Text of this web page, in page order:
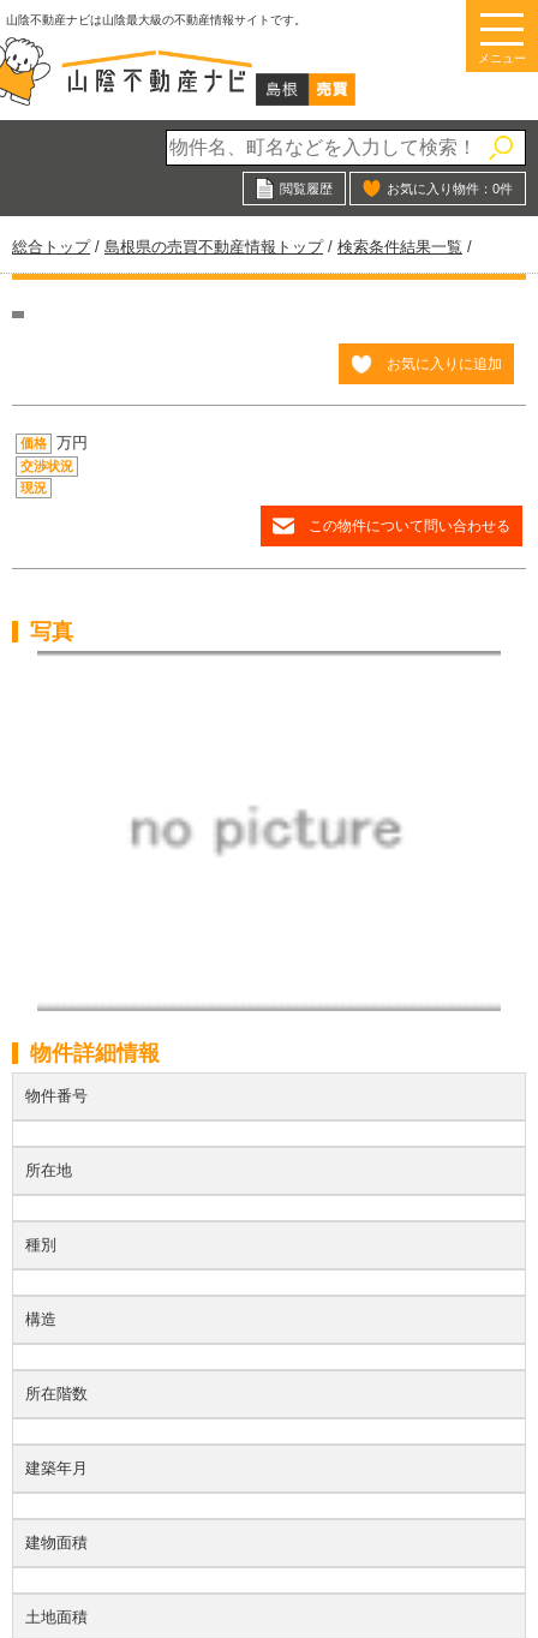
このページの本文へ
山陰不動産ナビは山陰最大級の不動産情報サイトです。
メニュー
閲覧履歴 お気に入り物件： 0件
現
在
位
総合トップ/ 島根県の売買不動産情報トップ/ 検索条件結果一覧 /
お気に入りに追加
価格 万円
交渉状況
現況
この物件について問い合わせる
写真
物件詳細情報
物件番号
所在地
種別
構造
所在階数
建築年月
建物面積
土地面積